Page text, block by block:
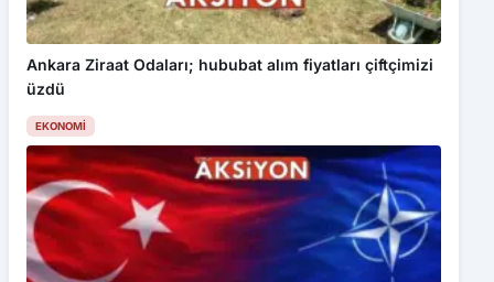
Ankara Ziraat Odaları; hububat alım fiyatları çiftçimizi
üzdü
EKONOMI